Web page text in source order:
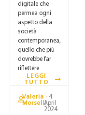
digitale che
permea ogni
aspetto della
società
contemporanea,
quello che più
dovrebbe far
riflettere
LEGGI
TUTTO
Valeria
Morselli
- 4
April
2024